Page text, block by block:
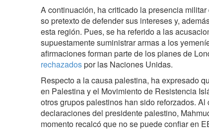
A continuación, ha criticado la presencia
so pretexto de defender sus intereses y,
esta región. Pues, se ha referido a las
supuestamente suministrar armas a los
afirmaciones forman parte de los planes de
rechazadospor las Naciones Unidas.
Respecto a la causa palestina, ha expresado
en Palestina y el Movimiento de Resistencia
otros grupos palestinos han sido reforzados.
declaraciones del presidente palestino,
momento recalcó que no se puede confiar en